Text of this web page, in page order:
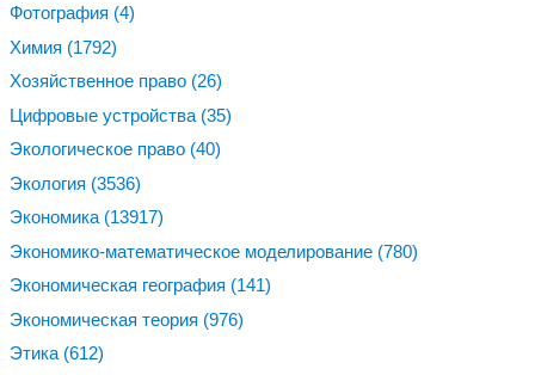
Фотография (4)
Химия (1792)
Хозяйственное право (26)
Цифровые устройства (35)
Экологическое право (40)
Экология (3536)
Экономика (13917)
Экономико-математическое моделирование (780)
Экономическая география (141)
Экономическая теория (976)
Этика (612)